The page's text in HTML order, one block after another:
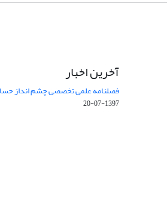
آخرین اخبار
فصلنامه علمی تخصصی چشم انداز
1397-07-20